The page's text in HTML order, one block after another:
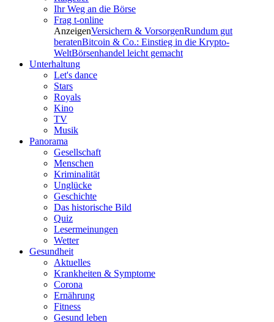
Ihr Weg an die Börse
Frag t-online
AnzeigenVersichern & VorsorgenRundum gut
beratenBitcoin & Co.: Einstieg in die Krypto-
WeltBörsenhandel leicht gemacht
Unterhaltung
Let's dance
Stars
Royals
Kino
TV
Musik
Panorama
Gesellschaft
Menschen
Kriminalität
Unglücke
Geschichte
Das historische Bild
Quiz
Lesermeinungen
Wetter
Gesundheit
Aktuelles
Krankheiten & Symptome
Corona
Ernährung
Fitness
Gesund leben